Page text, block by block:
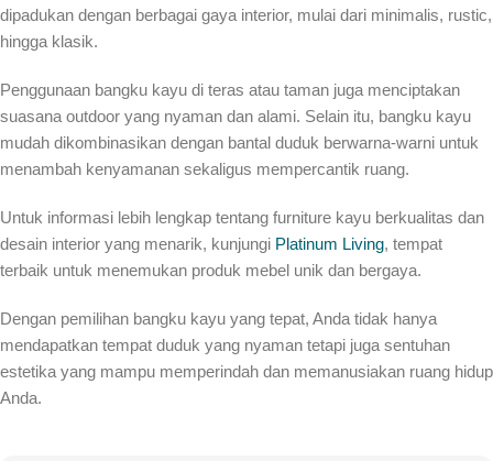
dipadukan dengan berbagai gaya interior, mulai dari minimalis, rustic,
hingga klasik.
Penggunaan bangku kayu di teras atau taman juga menciptakan
suasana outdoor yang nyaman dan alami. Selain itu, bangku kayu
mudah dikombinasikan dengan bantal duduk berwarna-warni untuk
menambah kenyamanan sekaligus mempercantik ruang.
Untuk informasi lebih lengkap tentang furniture kayu berkualitas dan
desain interior yang menarik, kunjungi Platinum Living, tempat
terbaik untuk menemukan produk mebel unik dan bergaya.
Dengan pemilihan bangku kayu yang tepat, Anda tidak hanya
mendapatkan tempat duduk yang nyaman tetapi juga sentuhan
estetika yang mampu memperindah dan memanusiakan ruang hidup
Anda.